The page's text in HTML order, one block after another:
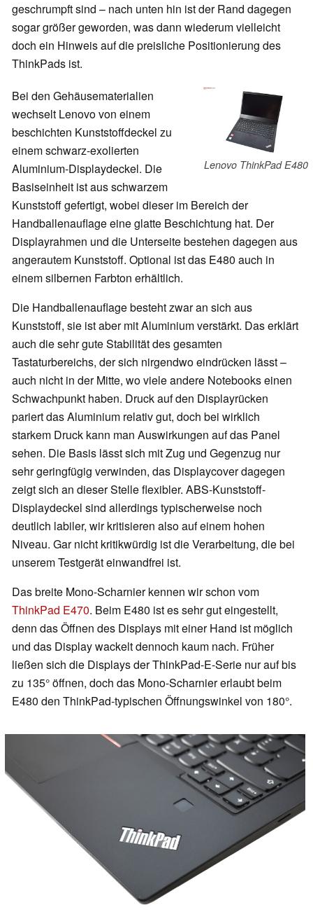
geschrumpft sind – nach unten hin ist der Rand dagegen
sogar größer geworden, was dann wiederum vielleicht
doch ein Hinweis auf die preisliche Positionierung des
ThinkPads ist.
Lenovo ThinkPad E480
Bei den Gehäusematerialien
wechselt Lenovo von einem
beschichten Kunststoffdeckel zu
einem schwarz-exolierten
Aluminium-Displaydeckel. Die
Basiseinheit ist aus schwarzem
Kunststoff gefertigt, wobei dieser im Bereich der
Handballenauflage eine glatte Beschichtung hat. Der
Displayrahmen und die Unterseite bestehen dagegen aus
angerautem Kunststoff. Optional ist das E480 auch in
einem silbernen Farbton erhältlich.
Die Handballenauflage besteht zwar an sich aus
Kunststoff, sie ist aber mit Aluminium verstärkt. Das erklärt
auch die sehr gute Stabilität des gesamten
Tastaturbereichs, der sich nirgendwo eindrücken lässt –
auch nicht in der Mitte, wo viele andere Notebooks einen
Schwachpunkt haben. Druck auf den Displayrücken
pariert das Aluminium relativ gut, doch bei wirklich
starkem Druck kann man Auswirkungen auf das Panel
sehen. Die Basis lässt sich mit Zug und Gegenzug nur
sehr geringfügig verwinden, das Displaycover dagegen
zeigt sich an dieser Stelle flexibler. ABS-Kunststoff-
Displaydeckel sind allerdings typischerweise noch
deutlich labiler, wir kritisieren also auf einem hohen
Niveau. Gar nicht kritikwürdig ist die Verarbeitung, die bei
unserem Testgerät einwandfrei ist.
Das breite Mono-Scharnier kennen wir schon vom
ThinkPad E470. Beim E480 ist es sehr gut eingestellt,
denn das Öffnen des Displays mit einer Hand ist möglich
und das Display wackelt dennoch kaum nach. Früher
ließen sich die Displays der ThinkPad-E-Serie nur auf bis
zu 135° öffnen, doch das Mono-Scharnier erlaubt beim
E480 den ThinkPad-typischen Öffnungswinkel von 180°.